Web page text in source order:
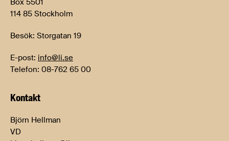
Box 5501
114 85 Stockholm
Besök: Storgatan 19
E-post: info@li.se
Telefon: 08-762 65 00
Kontakt
Björn Hellman
VD